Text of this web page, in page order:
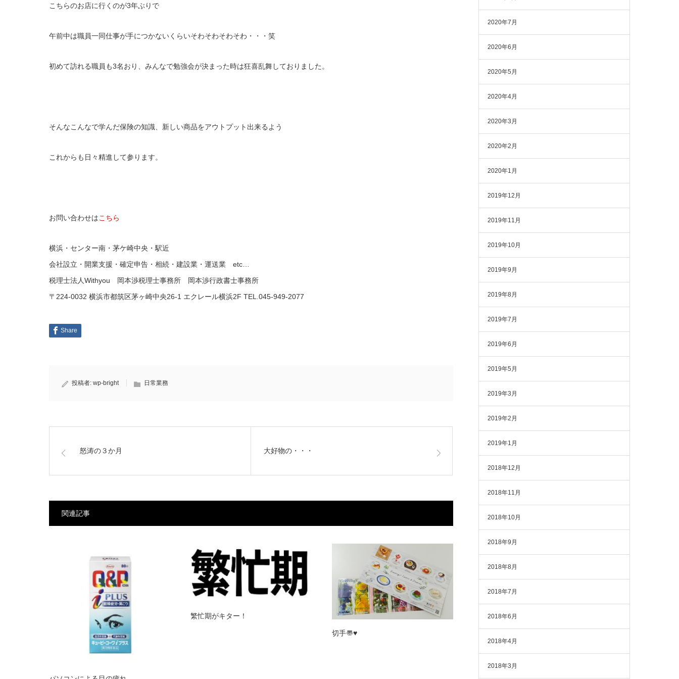
こちらのお店に行くのが3年ぶりで
午前中は職員一同仕事が手につかないくらいそわそわそわそわ・・・笑
初めて訪れる職員も3名おり、みんなで勉強会が決まった時は狂喜乱舞しておりました。
そんなこんなで学んだ保険の知識、新しい商品をアウトプット出来るよう
これからも日々精進して参ります。
お問い合わせはこちら
横浜・センター南・茅ケ崎中央・駅近
会社設立・開業支援・確定申告・相続・建設業・運送業 etc…
税理士法人Withyou 岡本渉税理士事務所 岡本渉行政書士事務所
〒224-0032 横浜市都筑区茅ヶ崎中央26-1 エクレール横浜2F TEL.045-949-2077
Share
投稿者: wp-bright 日常業務
怒涛の３か月 大好物の・・・
関連記事
繁忙期がキター！
切手〠♥
2020年7月
2020年6月
2020年5月
2020年4月
2020年3月
2020年2月
2020年1月
2019年12月
2019年11月
2019年10月
2019年9月
2019年8月
2019年7月
2019年6月
2019年5月
2019年3月
2019年2月
2019年1月
2018年12月
2018年11月
2018年10月
2018年9月
2018年8月
2018年7月
2018年6月
2018年4月
2018年3月